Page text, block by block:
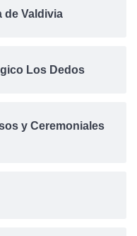
de Valdivia
Los Dedos
y Ceremoniales